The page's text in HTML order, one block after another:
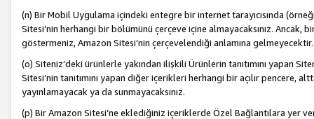
(n) Bir Mobil Uygulama içindeki entegre bir internet tarayıcısında
Sitesi’nin herhangi bir bölümünü çerçeve içine almayacaksınız. Ancak,
göstermeniz, Amazon Sitesi’nin çerçevelendiği anlamına gelmeyecektir.
(o) Siteniz’deki ürünlerle yakından ilişkili Ürünlerin tanıtımını yapan
Sitesi’nin tanıtımını yapan diğer içerikleri herhangi bir açılır pencere,
yayınlamayacak ya da sunmayacaksınız.
(p) Bir Amazon Sitesi’ne eklediğiniz içeriklerde Özel Bağlantılara yer